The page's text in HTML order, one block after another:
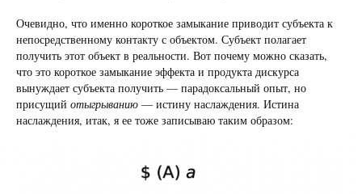
Очевидно, что именно короткое замыкание приводит субъекта к
непосредственному контакту с объектом. Субъект полагает
получить этот объект в реальности. Вот почему можно сказать,
что это короткое замыкание эффекта и продукта дискурса
вынуждает субъекта получить — парадоксальный опыт, но
присущий отыгрыванию — истину наслаждения. Истина
наслаждения, итак, я ее тоже записываю таким образом: